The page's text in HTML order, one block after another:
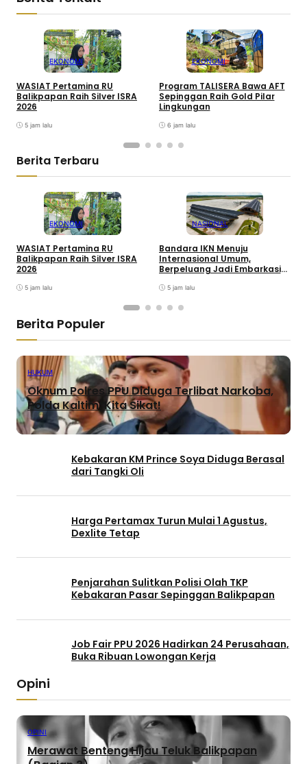
EKONOMI
WASIAT Pertamina RU
Balikpapan Raih Silver ISRA
2026
5 jam lalu
EKONOMI
Program TALISERA Bawa AFT
Sepinggan Raih Gold Pilar
Lingkungan
6 jam lalu
Berita Terbaru
EKONOMI
WASIAT Pertamina RU
Balikpapan Raih Silver ISRA
2026
5 jam lalu
NASIONAL
Bandara IKN Menuju
Internasional Umum,
Berpeluang Jadi Embarkasi
5 jam lalu
Berita Populer
HUKUM
Oknum Polres PPU Diduga Terlibat Narkoba,
Polda Kaltim: Kita Sikat!
Kebakaran KM Prince Soya Diduga Berasal
dari Tangki Oli
Harga Pertamax Turun Mulai 1 Agustus,
Dexlite Tetap
Penjarahan Sulitkan Polisi Olah TKP
Kebakaran Pasar Sepinggan Balikpapan
Job Fair PPU 2026 Hadirkan 24 Perusahaan,
Buka Ribuan Lowongan Kerja
Opini
OPINI
Merawat Benteng Hijau Teluk Balikpapan